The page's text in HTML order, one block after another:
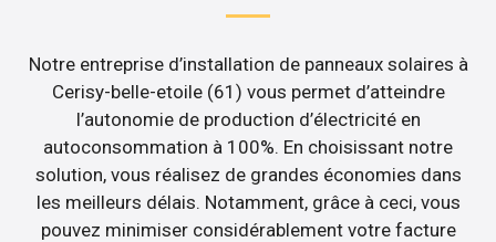
Notre entreprise d’installation de panneaux solaires à
Cerisy-belle-etoile (61) vous permet d’atteindre
l’autonomie de production d’électricité en
autoconsommation à 100%. En choisissant notre
solution, vous réalisez de grandes économies dans
les meilleurs délais. Notamment, grâce à ceci, vous
pouvez minimiser considérablement votre facture